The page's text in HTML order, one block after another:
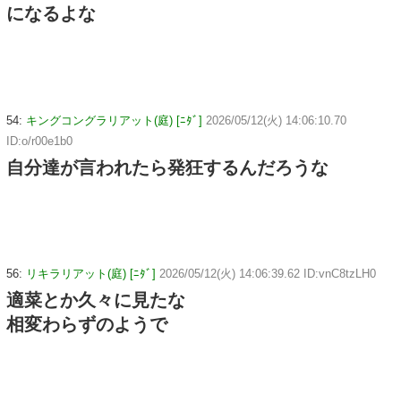
になるよな
54: キングコングラリアット(庭) [ﾆﾀﾞ] 2026/05/12(火) 14:06:10.70
ID:o/r00e1b0
自分達が言われたら発狂するんだろうな
56: リキラリアット(庭) [ﾆﾀﾞ] 2026/05/12(火) 14:06:39.62 ID:vnC8tzLH0
適菜とか久々に見たな
相変わらずのようで